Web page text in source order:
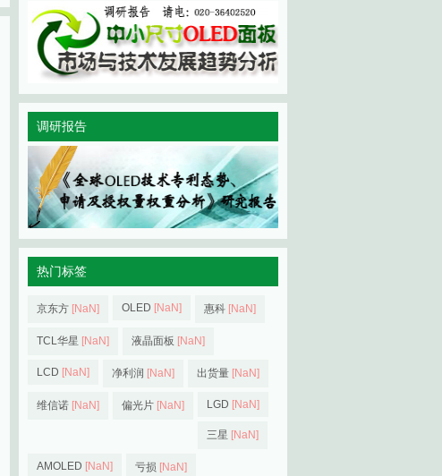
调研报告
热门标签
京东方 [NaN] OLED [NaN] 惠科 [NaN]
TCL华星 [NaN] 液晶面板 [NaN]
LCD [NaN] 净利润 [NaN] 出货量 [NaN]
维信诺 [NaN] 偏光片 [NaN] LGD [NaN]
三星 [NaN]
AMOLED [NaN] 亏损 [NaN]